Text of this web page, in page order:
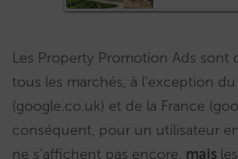
Les Property Promotion Ads sont
tous les marchés, à l’exception
(google.co.uk) et de la France
conséquent, pour un utilisateur
ne s’affichent pas encore, mais